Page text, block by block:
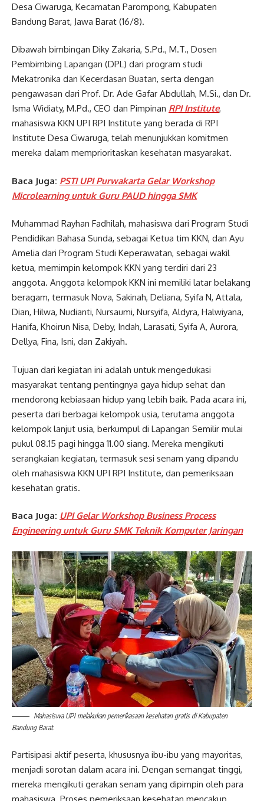
Desa Ciwaruga, Kecamatan Parompong, Kabupaten
Bandung Barat, Jawa Barat (16/8).
Dibawah bimbingan Diky Zakaria, S.Pd., M.T., Dosen
Pembimbing Lapangan (DPL) dari program studi
Mekatronika dan Kecerdasan Buatan, serta dengan
pengawasan dari Prof. Dr. Ade Gafar Abdullah, M.Si., dan Dr.
Isma Widiaty, M.Pd., CEO dan Pimpinan RPI Institute,
mahasiswa KKN UPI RPI Institute yang berada di RPI
Institute Desa Ciwaruga, telah menunjukkan komitmen
mereka dalam memprioritaskan kesehatan masyarakat.
Baca Juga: PSTI UPI Purwakarta Gelar Workshop
Microlearning untuk Guru PAUD hingga SMK
Muhammad Rayhan Fadhilah, mahasiswa dari Program Studi
Pendidikan Bahasa Sunda, sebagai Ketua tim KKN, dan Ayu
Amelia dari Program Studi Keperawatan, sebagai wakil
ketua, memimpin kelompok KKN yang terdiri dari 23
anggota. Anggota kelompok KKN ini memiliki latar belakang
beragam, termasuk Nova, Sakinah, Deliana, Syifa N, Attala,
Dian, Hilwa, Nudianti, Nursaumi, Nursyifa, Aldyra, Halwiyana,
Hanifa, Khoirun Nisa, Deby, Indah, Larasati, Syifa A, Aurora,
Dellya, Fina, Isni, dan Zakiyah.
Tujuan dari kegiatan ini adalah untuk mengedukasi
masyarakat tentang pentingnya gaya hidup sehat dan
mendorong kebiasaan hidup yang lebih baik. Pada acara ini,
peserta dari berbagai kelompok usia, terutama anggota
kelompok lanjut usia, berkumpul di Lapangan Semilir mulai
pukul 08.15 pagi hingga 11.00 siang. Mereka mengikuti
serangkaian kegiatan, termasuk sesi senam yang dipandu
oleh mahasiswa KKN UPI RPI Institute, dan pemeriksaan
kesehatan gratis.
Baca Juga: UPI Gelar Workshop Business Process
Engineering untuk Guru SMK Teknik Komputer Jaringan
Mahasiswa UPI melakukan pemerikasaan kesehatan gratis di Kabupaten
Bandung Barat.
Partisipasi aktif peserta, khususnya ibu-ibu yang mayoritas,
menjadi sorotan dalam acara ini. Dengan semangat tinggi,
mereka mengikuti gerakan senam yang dipimpin oleh para
mahasiswa. Proses pemeriksaan kesehatan mencakup